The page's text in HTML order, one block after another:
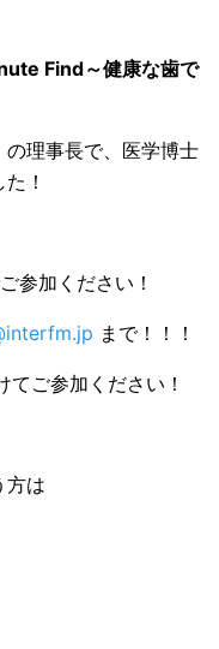
Find～健康な歯で
の理事長で、医学博士
！
参加ください！
まで！！！
てご参加ください！
方は